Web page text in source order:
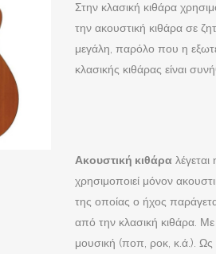
Στην κλασική κιθάρα
την ακουστική κιθάρα σε
μεγάλη, παρόλο που η
κλασικής κιθάρας είναι
Ακουστική κιθάρα
χρησιμοποιεί μόνον
της οποίας ο ήχος
από την κλασική κιθάρα. Με
μουσική (ποπ, ροκ, κ.ά.).